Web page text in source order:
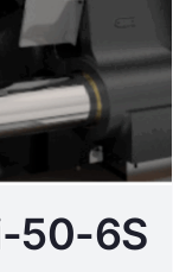
50-6S